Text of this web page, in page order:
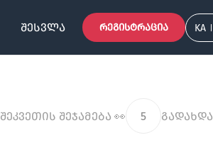
ᲨᲔᲡᲕᲚᲐ ᲠᲔᲒᲘᲡᲢᲠᲐᲪᲘᲐ KA
შეკვეთის შეჯამება 👀 5 გადახდა